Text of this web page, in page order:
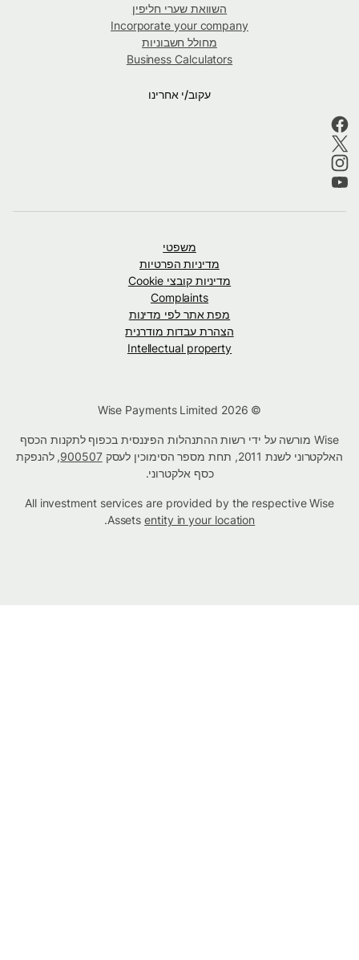
השוואת שערי חליפין
Incorporate your company
מחולל חשבוניות
Business Calculators
עקוב/י אחרינו
משפטי
מדיניות הפרטיות
מדיניות קובצי Cookie
Complaints
מפת אתר לפי מדינות
הצהרת עבדות מודרנית
Intellectual property
Wise מורשה על ידי רשות ההתנהלות הפיננסית בכפוף לתקנות הכסף
האלקטרוני לשנת 2011, תחת מספר הסימוכין לעסק
900507, להנפקת
כסף אלקטרוני.
All investment services are provided by the respective Wise
Assetsentity in your location
.